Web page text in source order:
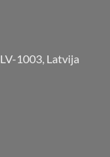
1003, Latvija